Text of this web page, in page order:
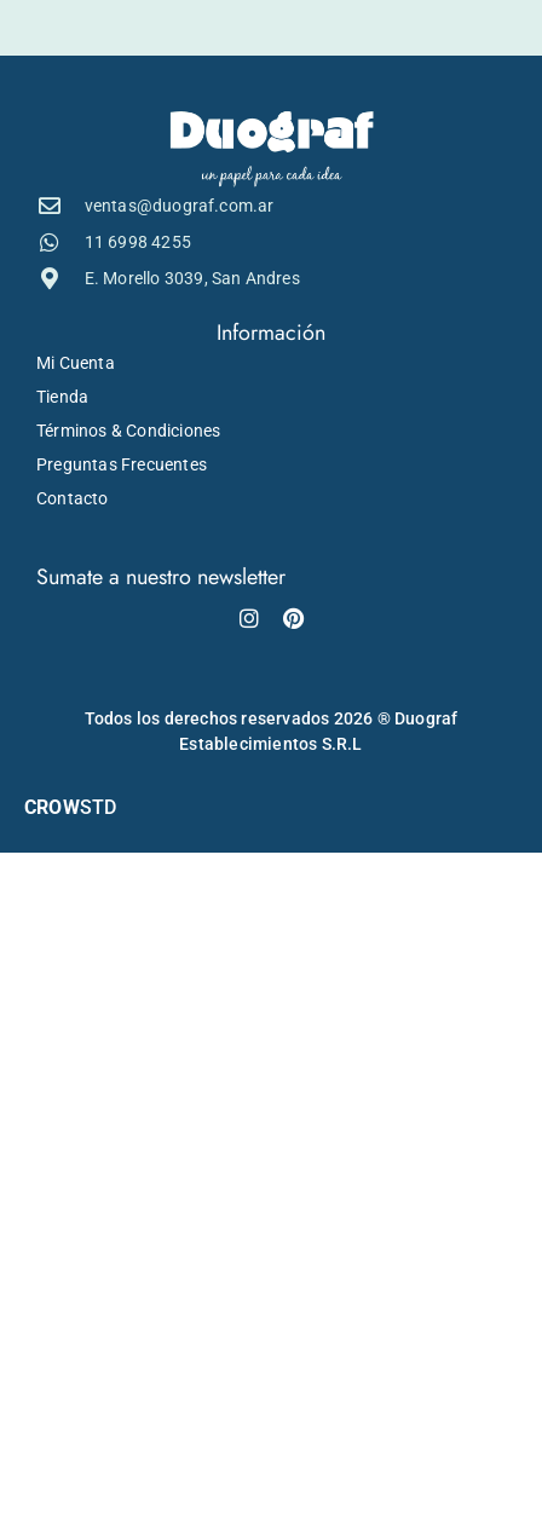
ventas@duograf.com.ar
11 6998 4255
E. Morello 3039, San Andres
Información
Mi Cuenta
Tienda
Términos & Condiciones
Preguntas Frecuentes
Contacto
Sumate a nuestro newsletter
Instagram
Pinterest
Todos los derechos reservados 2026 ® Duograf
Establecimientos S.R.L
CROWSTD